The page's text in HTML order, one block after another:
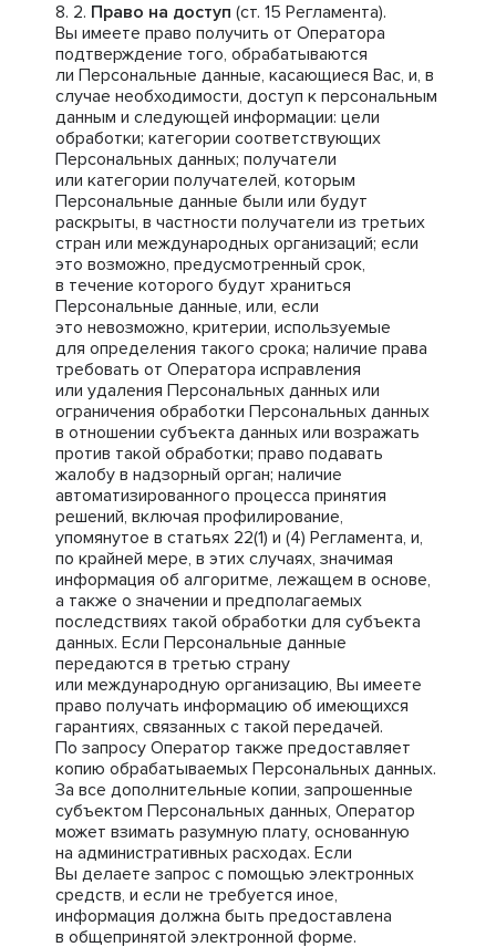
Право на доступ (ст. 15 Регламента).
Вы имеете право получить от Оператора
подтверждение того, обрабатываются
ли Персональные данные, касающиеся Вас, и, в
случае необходимости, доступ к персональным
данным и следующей информации: цели
обработки; категории соответствующих
Персональных данных; получатели
или категории получателей, которым
Персональные данные были или будут
раскрыты, в частности получатели из третьих
стран или международных организаций; если
это возможно, предусмотренный срок,
в течение которого будут храниться
Персональные данные, или, если
это невозможно, критерии, используемые
для определения такого срока; наличие права
требовать от Оператора исправления
или удаления Персональных данных или
ограничения обработки Персональных данных
в отношении субъекта данных или возражать
против такой обработки; право подавать
жалобу в надзорный орган; наличие
автоматизированного процесса принятия
решений, включая профилирование,
упомянутое в статьях 22(1) и (4) Регламента, и,
по крайней мере, в этих случаях, значимая
информация об алгоритме, лежащем в основе,
а также о значении и предполагаемых
последствиях такой обработки для субъекта
данных. Если Персональные данные
передаются в третью страну
или международную организацию, Вы имеете
право получать информацию об имеющихся
гарантиях, связанных с такой передачей.
По запросу Оператор также предоставляет
копию обрабатываемых Персональных данных.
За все дополнительные копии, запрошенные
субъектом Персональных данных, Оператор
может взимать разумную плату, основанную
на административных расходах. Если
Вы делаете запрос с помощью электронных
средств, и если не требуется иное,
информация должна быть предоставлена
в общепринятой электронной форме.